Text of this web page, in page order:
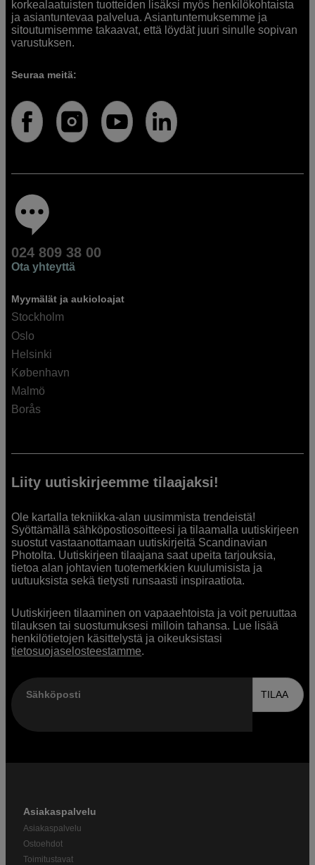
korkealaatuisten tuotteiden lisäksi myös henkilökohtaista
ja asiantuntevaa palvelua. Asiantuntemuksemme ja
sitoutumisemme takaavat, että löydät juuri sinulle sopivan
varustuksen.
Seuraa meitä:
024 809 38 00
Ota yhteyttä
Myymälät ja aukioloajat
Stockholm
Oslo
Helsinki
København
Malmö
Borås
Liity uutiskirjeemme tilaajaksi!
Ole kartalla tekniikka-alan uusimmista trendeistä!
Syöttämällä sähköpostiosoitteesi ja tilaamalla uutiskirjeen
suostut vastaanottamaan uutiskirjeitä Scandinavian
Photolta. Uutiskirjeen tilaajana saat upeita tarjouksia,
tietoa alan johtavien tuotemerkkien kuulumisista ja
uutuuksista sekä tietysti runsaasti inspiraatiota.
Uutiskirjeen tilaaminen on vapaaehtoista ja voit peruuttaa
tilauksen tai suostumuksesi milloin tahansa. Lue lisää
henkilötietojen käsittelystä ja oikeuksistasi
tietosuojaselosteestamme.
Sähköposti TILAA
Asiakaspalvelu
Asiakaspalvelu
Ostoehdot
Toimitustavat